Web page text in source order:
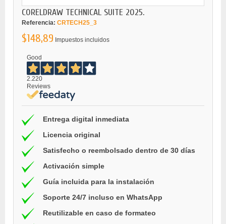
CORELDRAW TECHNICAL SUITE 2025.
Referencia: CRTECH25_3
$148,89 Impuestos incluidos
Good
2.220
Reviews
Entrega digital inmediata
Licencia original
Satisfecho o reembolsado dentro de 30 días
Activación simple
Guía incluida para la instalación
Soporte 24/7 incluso en WhatsApp
Reutilizable en caso de formateo